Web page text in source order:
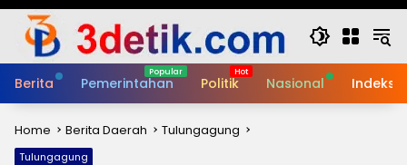
Berita Pemerintahan Politik Nasional Indeks
Home Berita Daerah Tulungagung
Tulungagung